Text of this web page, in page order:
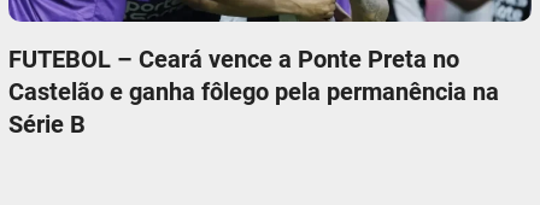
FUTEBOL – Ceará vence a Ponte Preta no
Castelão e ganha fôlego pela permanência na
Série B